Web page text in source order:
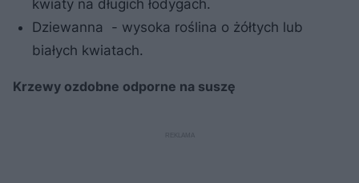
kwiaty na długich łodygach.
Dziewanna - wysoka roślina o żółtych lub
białych kwiatach.
Krzewy ozdobne odporne na suszę